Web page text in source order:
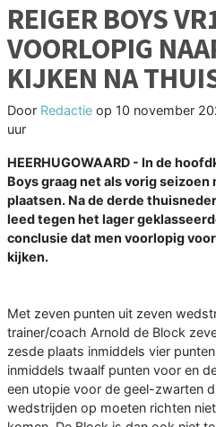
REIGER BOYS
VOORLOPIG
KIJKEN NA
Door Redactie op 10 november
uur
HEERHUGOWAARD - In de
Boys graag net als vorig
plaatsen. Na de derde
leed tegen het lager
conclusie dat men voorlopig
kijken.
Met zeven punten uit zeven
trainer/coach Arnold de Block
zesde plaats inmiddels vier
inmiddels twaalf punten voor en
een utopie voor de geel-zwarten
wedstrijden op moeten richten